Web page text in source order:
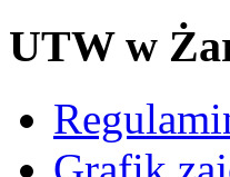
UTW w